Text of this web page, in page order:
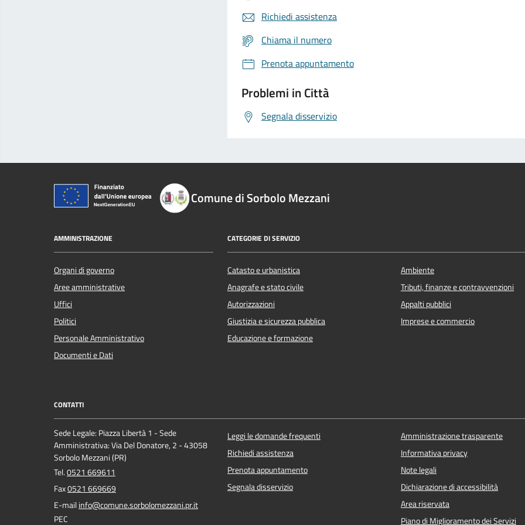
Richiedi assistenza
Chiama il numero
Prenota appuntamento
Problemi in Città
Segnala disservizio
Comune di Sorbolo Mezzani
AMMINISTRAZIONE
Organi di governo
Aree amministrative
Uffici
Politici
Personale Amministrativo
Documenti e Dati
CATEGORIE DI SERVIZIO
Catasto e urbanistica
Anagrafe e stato civile
Autorizzazioni
Giustizia e sicurezza pubblica
Educazione e formazione
Ambiente
Tributi, finanze e contravvenzioni
Appalti pubblici
Imprese e commercio
CONTATTI
Sede Legale: Piazza Libertà 1 - Sede
Amministrativa: Via Del Donatore, 2 - 43058
Sorbolo Mezzani (PR)
Tel.0521 669611
Fax0521 669669
E-mailinfo@comune.sorbolomezzani.pr.it
PEC
Leggi le domande frequenti
Richiedi assistenza
Prenota appuntamento
Segnala disservizio
Amministrazione trasparente
Informativa privacy
Note legali
Dichiarazione di accessibilità
Area riservata
Piano di Miglioramento dei Servizi